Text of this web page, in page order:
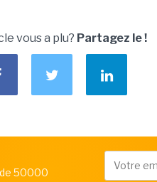
vous a plu? Partagez le !
50000